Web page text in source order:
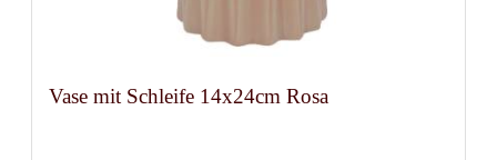
Vase mit Schleife 14x24cm Rosa